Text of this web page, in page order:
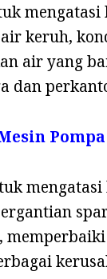
keruh,
air yang
dan